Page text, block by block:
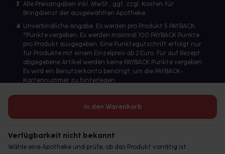
In den Warenkorb
Verfügbarkeit nicht bekannt
Wähle eine Apotheke und prüfe, ob das Produkt vorrätig ist.
3 Alle Preisangaben inkl. MwSt., ggf. zzgl. Kosten für
Bringdienst der ausgewählten Apotheke.
4 Unverbindliche Angabe. Es werden pro Produkt 5 PAYBACK
°Punkte vergeben. Es werden maximal 100 PAYBACK Punkte
pro Produkt ausgegeben. Eine Punktegutschrift erfolgt nur
für Produkte mit einem Einzelpreis ab 2 Euro. Für auf Rezept
abgegebene Artikel werden keine PAYBACK Punkte vergeben.
Es wird ein Benutzerkonto benötigt, um die PAYBACK-
Kartennummer zu hinterlegen.
Betreiber des Portals und verantwortlich: gesund.de GmbH &
© 2026 gesund.de GmbH & Co. KG